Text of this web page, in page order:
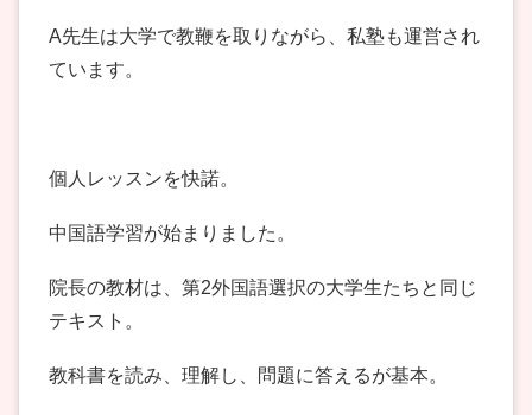
A先生は大学で教鞭を取りながら、私塾も運営され
ています。
個人レッスンを快諾。
中国語学習が始まりました。
院長の教材は、第2外国語選択の大学生たちと同じ
テキスト。
教科書を読み、理解し、問題に答えるが基本。